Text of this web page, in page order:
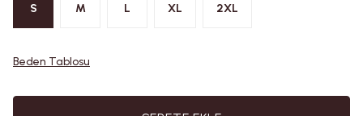
S M L XL 2XL
Beden Tablosu